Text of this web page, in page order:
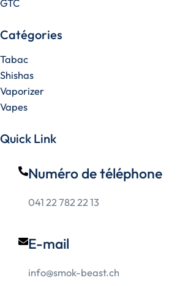
GTC
Catégories
Tabac
Shishas
Vaporizer
Vapes
Quick Link
Numéro de téléphone
041 22 782 22 13
E-mail
info@smok-beast.ch